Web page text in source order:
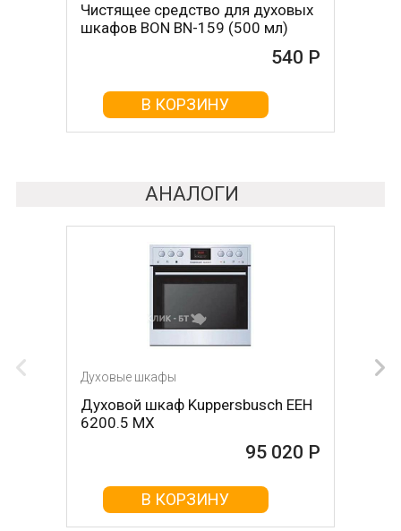
Чистящее средство для духовых
шкафов BON BN-159 (500 мл)
540 Р
В КОРЗИНУ
Чистящее средство для духовых
шкафов MAGIC POWER MP-014
В КОРЗИНУ
АНАЛОГИ
Духовые шкафы
Духовой шкаф Kuppersbusch EEH
6200.5 MX
95 020 Р
В КОРЗИНУ
Духовые шкафы
Духовой шкаф Kuppersbusch EEH
6200.5 MXI
95 020 Р
В КОРЗИНУ